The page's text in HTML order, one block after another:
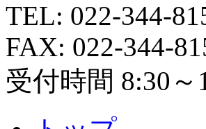
TEL: 022-344-
FAX: 022-344-
受付時間 8:30～